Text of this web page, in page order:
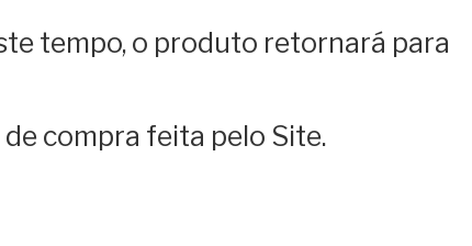
tempo, o produto retornará para
compra feita pelo Site.